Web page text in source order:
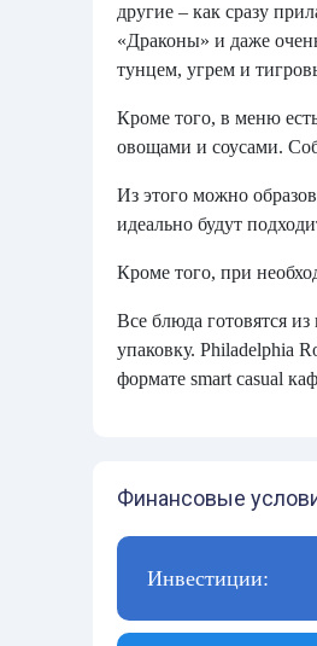
другие – как сразу
«Драконы» и даже
тунцем, угрем и
Кроме того, в меню
овощами и соусами.
Из этого можно
идеально будут
Кроме того, при
Все блюда готовятся
упаковку. Philadelphia
формате smart casual
Финансовые
Инвестиции: